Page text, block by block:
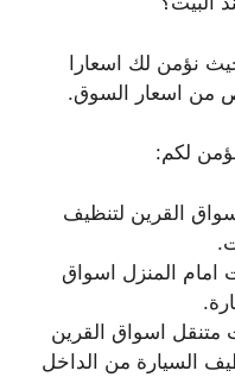
حيث نؤمن لك اسعارا
من اسعار السوق.
لكم:
القرين لتنظيف
امام المنزل اسواق
متنقل اسواق القرين
السيارة من الداخل